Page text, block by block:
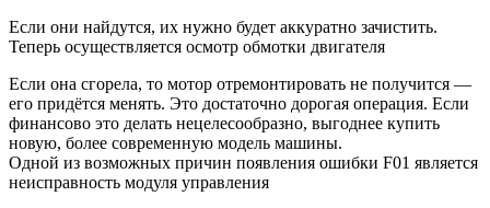
Если они найдутся, их нужно будет аккуратно зачистить.
Теперь осуществляется осмотр обмотки двигателя
Если она сгорела, то мотор отремонтировать не получится —
его придётся менять. Это достаточно дорогая операция. Если
финансово это делать нецелесообразно, выгоднее купить
новую, более современную модель машины.
Одной из возможных причин появления ошибки F01 является
неисправность модуля управления